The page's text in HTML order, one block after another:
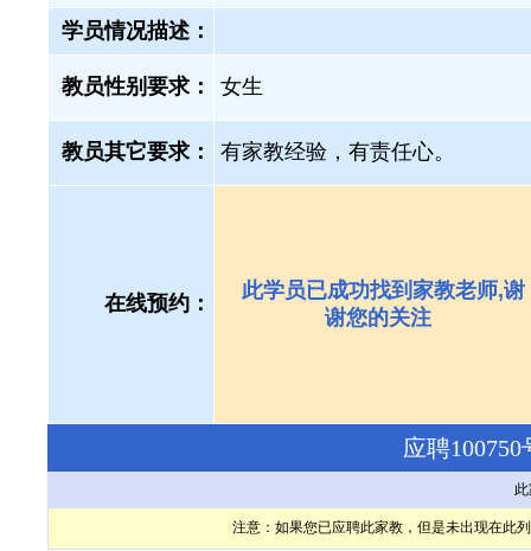
学员情况描述：
教员性别要求： 女生
教员其它要求： 有家教经验，有责任心。
在线预约：
此学员已成功找到家教老师,谢
谢您的关注
应聘
注意：如果您已应聘此家教，但是未出现在此